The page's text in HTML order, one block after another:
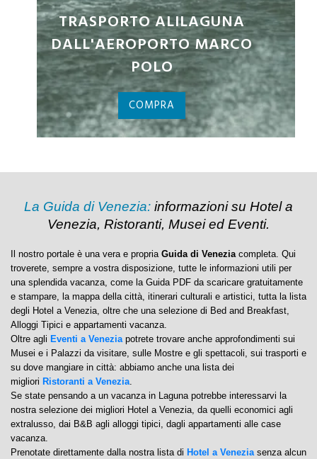
BIGLIETTI PALAZZO DUCALE
La Guida di Venezia: informazioni su Hotel a
Venezia, Ristoranti, Musei ed Eventi.
Il nostro portale è una vera e propriaGuida di Veneziacompleta. Qui
troverete, sempre a vostra disposizione, tutte le informazioni utili per
una splendida vacanza, come la Guida PDF da scaricare gratuitamente
e stampare, la mappa della città, itinerari culturali e artistici, tutta la lista
degli Hotel a Venezia, oltre che una selezione di Bed and Breakfast,
Alloggi Tipici e appartamenti vacanza.
Oltre agliEventi a Veneziapotrete trovare anche approfondimenti sui
Musei e i Palazzi da visitare, sulle Mostre e gli spettacoli, sui trasporti e
su dove mangiare in città: abbiamo anche una lista dei
miglioriRistoranti a Venezia.
Se state pensando a un vacanza in Laguna potrebbe interessarvi la
nostra selezione dei migliori Hotel a Venezia, da quelli economici agli